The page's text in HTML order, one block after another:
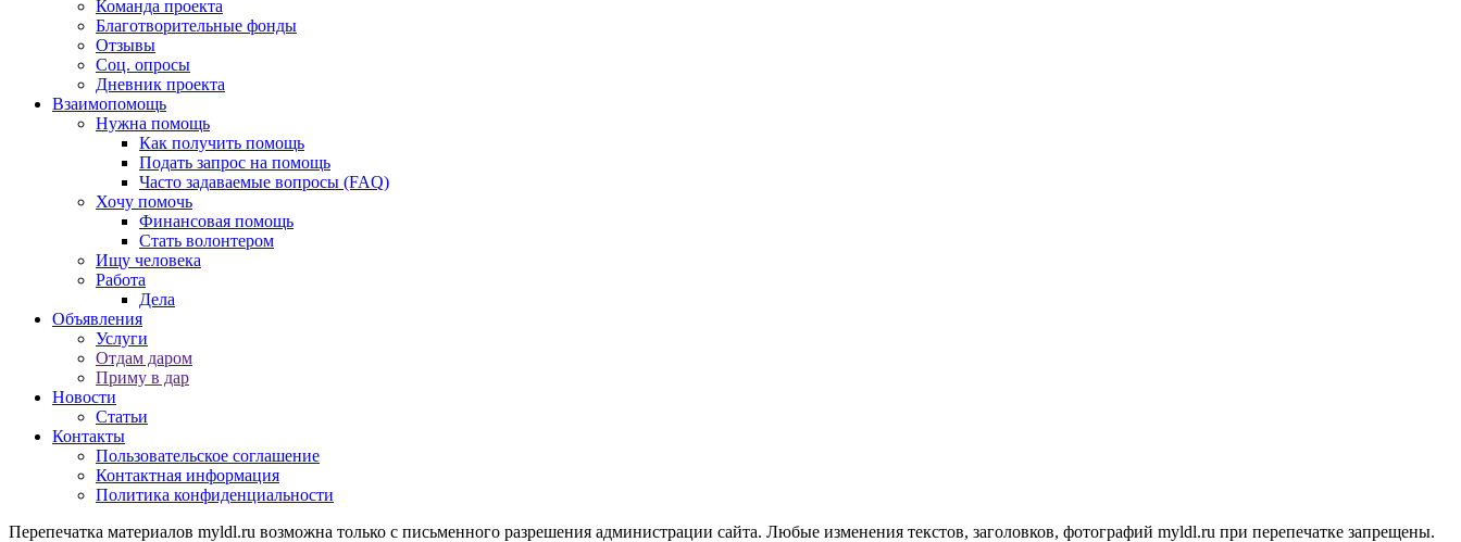
Команда проекта
Благотворительные фонды
Отзывы
Соц. опросы
Дневник проекта
Взаимопомощь
Нужна помощь
Как получить помощь
Подать запрос на помощь
Часто задаваемые вопросы (FAQ)
Хочу помочь
Финансовая помощь
Стать волонтером
Ищу человека
Работа
Дела
Объявления
Услуги
Отдам даром
Приму в дар
Новости
Статьи
Контакты
Пользовательское соглашение
Контактная информация
Политика конфиденциальности
Перепечатка материалов myldl.ru возможна только с письменного разрешения администрации сайта. Любые изменения текстов, заголовков, фотографий myldl.ru при перепечатке запрещены.